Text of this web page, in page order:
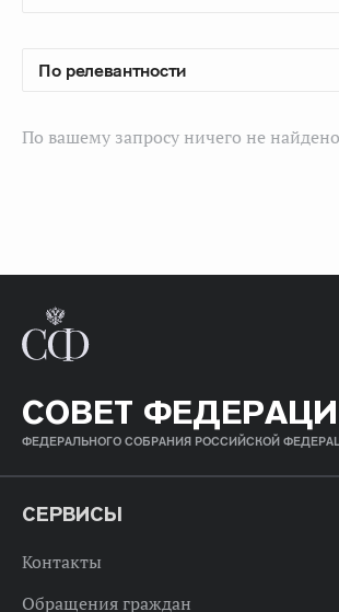
По вашему запросу ничего не
СОВЕТ
ФЕДЕРАЛЬНОГО СОБРАНИЯ РОССИЙСКОЙ
СЕРВИСЫ
Контакты
Обращения граждан